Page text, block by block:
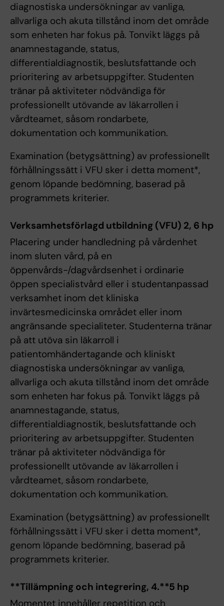
diagnostiska undersökningar av vanliga,
allvarliga och akuta tillstånd inom det område
som enheten har fokus på. Tonvikt läggs på
anamnestagande, status,
differentialdiagnostik, beslutsfattande och
prioritering av arbetsuppgifter. Studenten
tränar på aktiviteter nödvändiga för
professionellt utövande av läkarrollen i
vårdteamet, såsom rondarbete,
dokumentation och kommunikation.
Examination (betygsättning) av professionellt
förhållningssätt i VFU sker i detta moment*,
genom löpande bedömning, baserad på
programmets kriterier.
Verksamhetsförlagd utbildning (VFU) 2, 6 hp
Placering under handledning på vårdenhet
inom sluten vård, på en
öppenvårds-/dagvårdsenhet i ordinarie
öppen specialistvård eller i studentanpassad
verksamhet inom det kliniska
invärtesmedicinska området eller inom
angränsande specialiteter. Studenterna tränar
på att utöva sin läkarroll i
patientomhändertagande och kliniskt
diagnostiska undersökningar av vanliga,
allvarliga och akuta tillstånd inom det område
som enheten har fokus på. Tonvikt läggs på
anamnestagande, status,
differentialdiagnostik, beslutsfattande och
prioritering av arbetsuppgifter. Studenten
tränar på aktiviteter nödvändiga för
professionellt utövande av läkarrollen i
vårdteamet, såsom rondarbete,
dokumentation och kommunikation.
Examination (betygsättning) av professionellt
förhållningssätt i VFU sker i detta moment*,
genom löpande bedömning, baserad på
programmets kriterier.
**Tillämpning och integrering, 4.**5 hp
Momentet innehåller repetition och